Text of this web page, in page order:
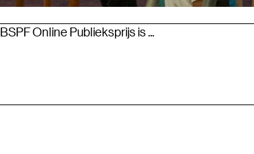
Online Publieksprijs is ...